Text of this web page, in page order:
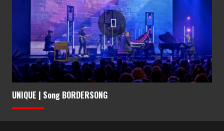
UNIQUE | Song BORDERSONG